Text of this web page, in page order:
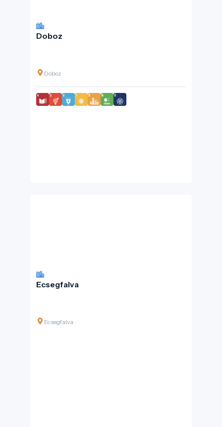
Doboz
Doboz
Ecsegfalva
Ecsegfalva